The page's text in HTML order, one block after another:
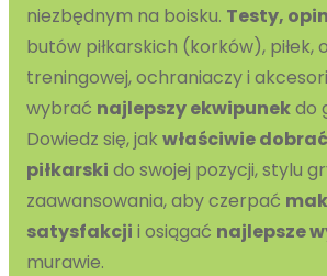
niezbędnym na boisku. Testy,
butów piłkarskich (korków), piłek,
treningowej, ochraniaczy i
wybrać najlepszy ekwipunekdo
Dowiedz się, jak właściwie
piłkarski do swojej pozycji, stylu
zaawansowania, aby czerpać
satysfakcji i osiągać najlepsze
murawie.